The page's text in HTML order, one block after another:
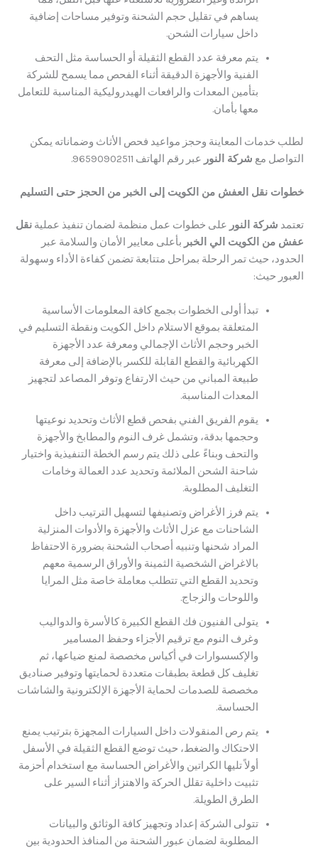
يساهم في تقليل حجم الشحنة وتوفير مساحات إضافية
داخل سيارات الشحن.
يتم معرفة عدد القطع الثقيلة أو الحساسة مثل التحف
الفنية والأجهزة الدقيقة أثناء الفحص مما يسمح للشركة
بتأمين المعدات والرافعات الهيدروليكية المناسبة للتعامل
معها بأمان.
المعاينة وحجز مواعيد فحص الأثاث وضماناته يمكن
معشركة النورعبر رقم الهاتف 96590902511.
نقل العفش من الكويت إلى الخبر من الحجز حتى التسليم
شركة النورعلى خطوات عمل منظمة لضمان تنفيذ عمليةنقل
الكويت الي الخبربأعلى معايير الأمان والسلامة عبر
حيث تمر الرحلة بمراحل متتابعة تضمن كفاءة الأداء وسهولة
حيث:
تبدأ أولى الخطوات بجمع كافة المعلومات الأساسية
المتعلقة بموقع الاستلام داخل الكويت ونقطة التسليم في
الخبر وحجم الأثاث الإجمالي ومعرفة عدد الأجهزة
الكهربائية والقطع القابلة للكسر بالإضافة إلى معرفة
طبيعة المباني من حيث الارتفاع وتوفر المصاعد لتجهيز
المعدات المناسبة.
يقوم الفريق الفني بفحص قطع الأثاث وتحديد نوعيتها
وحجمها بدقة، وتشمل غرف النوم والمطابخ والأجهزة
والتحف وبناءً على ذلك يتم رسم الخطة التنفيذية واختيار
شاحنة الشحن الملائمة وتحديد عدد العمالة وخامات
التغليف المطلوبة.
يتم فرز الأغراض وتصنيفها لتسهيل الترتيب داخل
الشاحنات مع عزل الأثاث والأجهزة والأدوات المنزلية
المراد شحنها وتنبيه أصحاب الشحنة بضرورة الاحتفاظ
بالاغراض الشخصية الثمينة والأوراق الرسمية معهم
وتحديد القطع التي تتطلب معاملة خاصة مثل المرايا
واللوحات والزجاج.
يتولى الفنيون فك القطع الكبيرة كالأسرة والدواليب
وغرف النوم مع ترقيم الأجزاء وحفظ المسامير
والإكسسوارات في أكياس مخصصة لمنع ضياعها، ثم
تغليف كل قطعة بطبقات متعددة لحمايتها وتوفير صناديق
مخصصة للصدمات لحماية الأجهزة الإلكترونية والشاشات
الحساسة.
يتم رص المنقولات داخل السيارات المجهزة بترتيب يمنع
الاحتكاك والضغط، حيث توضع القطع الثقيلة في الأسفل
أولاً تليها الكراتين والأغراض الحساسة مع استخدام أحزمة
تثبيت داخلية تقلل الحركة والاهتزاز أثناء السير على
الطرق الطويلة.
تتولى الشركة إعداد وتجهيز كافة الوثائق والبيانات
المطلوبة لضمان عبور الشحنة من المنافذ الحدودية بين